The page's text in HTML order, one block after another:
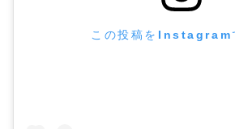
この投稿をInstagram